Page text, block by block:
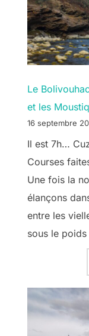
Le
et les
16 septembre
Il est 7h…
Courses
Une fois la
élançons
entre les
sous le